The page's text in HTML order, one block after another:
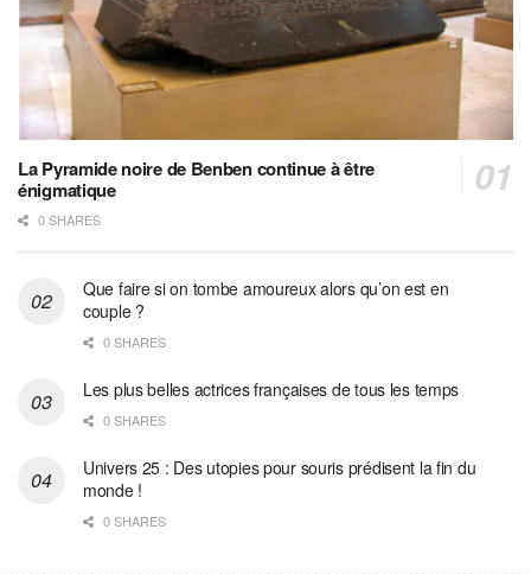
La Pyramide noire de Benben continue à être
énigmatique
0 SHARES
Que faire si on tombe amoureux alors qu’on est en
couple ?
0 SHARES
Les plus belles actrices françaises de tous les temps
0 SHARES
Univers 25 : Des utopies pour souris prédisent la fin du
monde !
0 SHARES